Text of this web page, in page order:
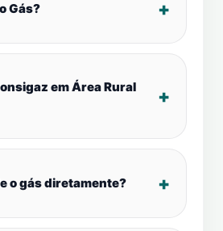
Gás?
em Área Rural
o gás diretamente?